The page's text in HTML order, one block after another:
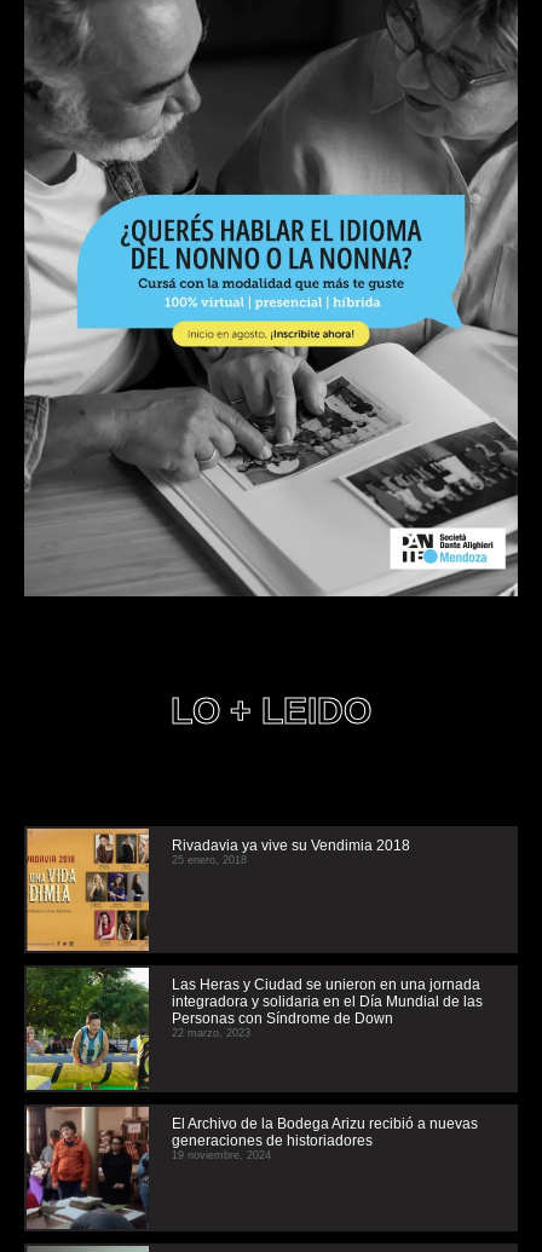
LO + LEIDO
Rivadavia ya vive su Vendimia 2018
25 enero, 2018
Las Heras y Ciudad se unieron en una jornada
integradora y solidaria en el Día Mundial de las
Personas con Síndrome de Down
22 marzo, 2023
El Archivo de la Bodega Arizu recibió a nuevas
generaciones de historiadores
19 noviembre, 2024